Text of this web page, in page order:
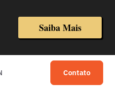
Saiba Mais
Contato